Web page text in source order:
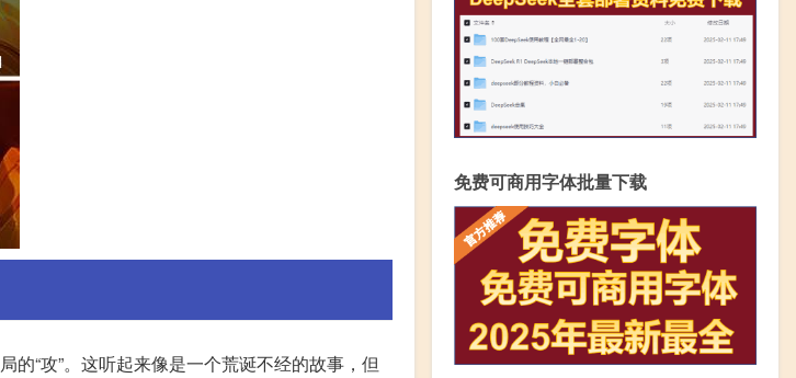
“攻”。这听起来像是一个荒诞不经的故事，但
免费可商用字体批量下载